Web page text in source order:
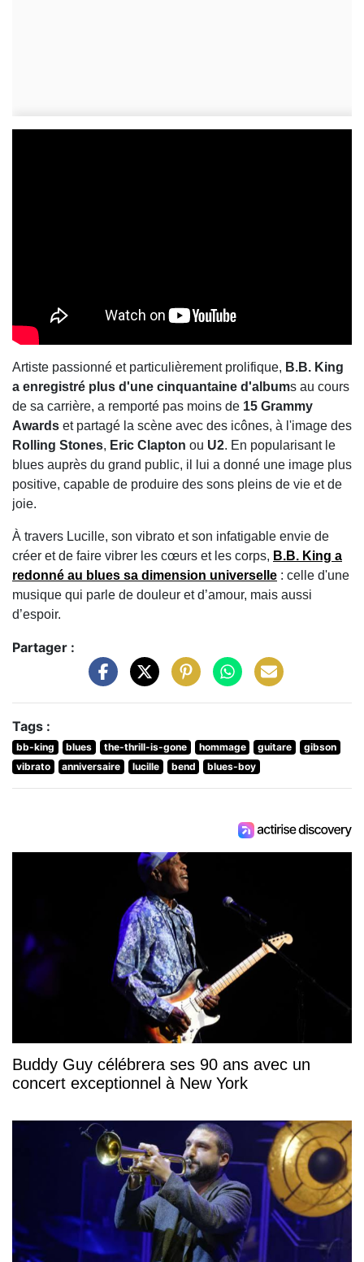
Artiste passionné et particulièrement prolifique, B.B. King
a enregistré plus d'une cinquantaine d'albums au cours
de sa carrière, a remporté pas moins de 15 Grammy
Awards et partagé la scène avec des icônes, à l'image des
Rolling Stones, Eric Clapton ou U2. En popularisant le
blues auprès du grand public, il lui a donné une image plus
positive, capable de produire des sons pleins de vie et de
joie.
À travers Lucille, son vibrato et son infatigable envie de
créer et de faire vibrer les cœurs et les corps, B.B. King a
redonné au blues sa dimension universelle : celle d'une
musique qui parle de douleur et d’amour, mais aussi
d’espoir.
Partager :
Tags :
bb-king blues the-thrill-is-gone hommage guitare
gibson
vibrato
anniversaire lucille bend blues-boy
Buddy Guy célébrera ses 90 ans avec un
concert exceptionnel à New York